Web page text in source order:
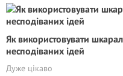
Як використовувати
несподіваних ідей
Дуже цікаво